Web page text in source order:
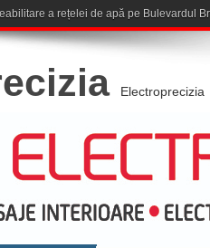
se califică în Turul
Electroprecizia